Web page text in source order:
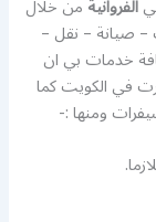
الفروانيةمن خلال
– صيانة – نقل –
خدمات بي ان
في الكويت كما
ومنها :-